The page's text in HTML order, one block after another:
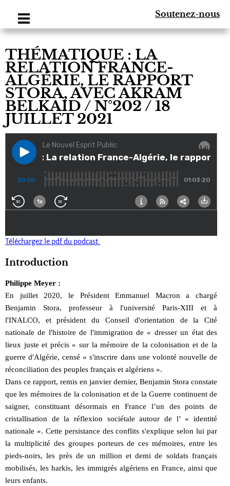
Soutenez-nous
THÉMATIQUE : LA
RELATION FRANCE-
ALGÉRIE, LE RAPPORT
STORA, AVEC AKRAM
BELKAÏD / N°202 / 18
JUILLET 2021
Téléchargez le pdf du podcast.
Introduction
Philippe Meyer :
En juillet 2020, le Président Emmanuel Macron a chargé
Benjamin Stora, professeur à l'université Paris-XIII et à
l'INALCO, et président du Conseil d'orientation de la Cité
nationale de l'histoire de l'immigration de « dresser un état des
lieux juste et précis » sur la mémoire de la colonisation et de la
guerre d'Algérie, censé « s'inscrire dans une volonté nouvelle de
réconciliation des peuples français et algériens ».
Dans ce rapport, remis en janvier dernier, Benjamin Stora constate
que les mémoires de la colonisation et de la Guerre continuent de
saigner, constituant désormais en France l’un des points de
cristallisation de la réflexion sociétale autour de l’ « identité
nationale ». Cette persistance des conflits s'explique selon lui par
la multiplicité des groupes porteurs de ces mémoires, entre les
pieds-noirs, les près de un million et demi de soldats français
mobilisés, les harkis, les immigrés algériens en France, ainsi que
leurs enfants.